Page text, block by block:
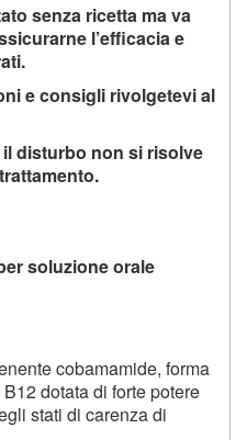
senza ricetta ma va
l’efficacia e
e consigli rivolgetevi al
disturbo non si risolve
soluzione orale
cobamamide, forma
12dotata di forte potere
stati di carenza di